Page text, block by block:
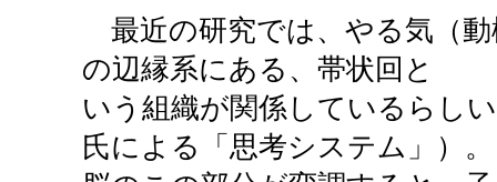
最近の研究では、やる気（
の辺縁系にある、帯状回と
いう組織が関係しているらし
氏による「思考システム」）。